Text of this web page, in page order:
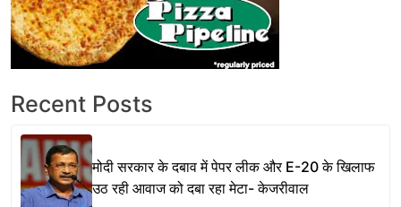
Recent Posts
मोदी सरकार के दबाव में पेपर लीक और E-20 के खिलाफ
उठ रही आवाज को दबा रहा मेटा- केजरीवाल